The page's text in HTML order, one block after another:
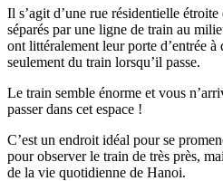
Il s’agit d’une rue résidentielle
séparés par une ligne de train au
ont littéralement leur porte d’entrée à
seulement du train lorsqu’il passe.
Le train semble énorme et vous
passer dans cet espace !
C’est un endroit idéal pour se
pour observer le train de très près,
de la vie quotidienne de Hanoi.